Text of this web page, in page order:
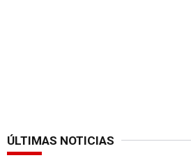
ÚLTIMAS NOTICIAS